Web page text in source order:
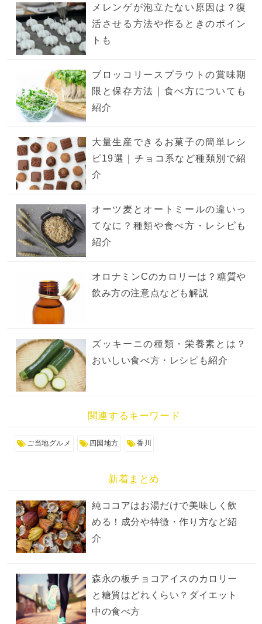
メレンゲが泡立たない原因は？復
活させる方法や作るときのポイン
トも
ブロッコリースプラウトの賞味期
限と保存方法｜食べ方についても
紹介
大量生産できるお菓子の簡単レシ
ピ19選｜チョコ系など種類別で紹
介
オーツ麦とオートミールの違いっ
てなに？種類や食べ方・レシピも
紹介
オロナミンCのカロリーは？糖質や
飲み方の注意点なども解説
ズッキーニの種類・栄養素とは？
おいしい食べ方・レシピも紹介
関連するキーワード
ご当地グルメ 四国地方 香川
新着まとめ
純ココアはお湯だけで美味しく飲
める！成分や特徴・作り方など紹
介
森永の板チョコアイスのカロリー
と糖質はどれくらい？ダイエット
中の食べ方